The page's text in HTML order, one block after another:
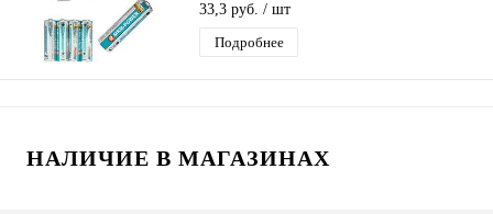
33,3 руб. / шт
Подробнее
НАЛИЧИЕ В МАГАЗИНАХ